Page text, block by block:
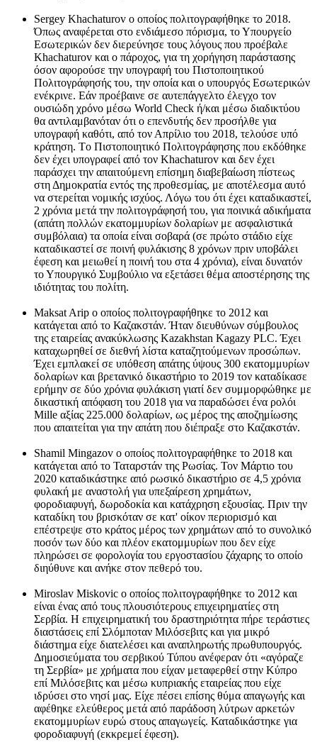
Sergey Khachaturov ο οποίος πολιτογραφήθηκε το 2018.
Όπως αναφέρεται στο ενδιάμεσο πόρισμα, το Υπουργείο
Εσωτερικών δεν διερεύνησε τους λόγους που προέβαλε
Khachaturov και ο πάροχος, για τη χορήγηση παράστασης
όσον αφορούσε την υπογραφή του Πιστοποιητικού
Πολιτογράφησής του, την οποία και ο υπουργός Εσωτερικών
ενέκρινε. Εάν προέβαινε σε αυτεπάγγελτο έλεγχο τον
ουσιώδη χρόνο μέσω World Check ή/και μέσω διαδικτύου
θα αντιλαμβανόταν ότι ο επενδυτής δεν προσήλθε για
υπογραφή καθότι, από τον Απρίλιο του 2018, τελούσε υπό
κράτηση. Tο Πιστοποιητικό Πολιτογράφησης που εκδόθηκε
δεν έχει υπογραφεί από τον Khachaturov και δεν έχει
παράσχει την απαιτούμενη επίσημη διαβεβαίωση πίστεως
στη Δημοκρατία εντός της προθεσμίας, με αποτέλεσμα αυτό
να στερείται νομικής ισχύος. Λόγω του ότι έχει καταδικαστεί,
2 χρόνια μετά την πολιτογράφησή του, για ποινικά αδικήματα
(απάτη πολλών εκατομμυρίων δολαρίων με ασφαλιστικά
συμβόλαια) τα οποία είναι σοβαρά (σε πρώτο στάδιο είχε
καταδικαστεί σε ποινή φυλάκισης 8 χρόνων πριν υποβάλει
έφεση και μειωθεί η ποινή του στα 4 χρόνια), είναι δυνατόν
το Υπουργικό Συμβούλιο να εξετάσει θέμα αποστέρησης της
ιδιότητας του πολίτη.
Maksat Arip ο οποίος πολιτογραφήθηκε το 2012 και
κατάγεται από το Καζακστάν. Ήταν διευθύνων σύμβουλος
της εταιρείας ανακύκλωσης Kazakhstan Kagazy PLC. Έχει
καταχωρηθεί σε διεθνή λίστα καταζητούμενων προσώπων.
Έχει εμπλακεί σε υπόθεση απάτης ύψους 300 εκατομμυρίων
δολαρίων και βρετανικό δικαστήριο το 2019 τον καταδίκασε
ερήμην σε δύο χρόνια φυλάκιση γιατί δεν συμμορφώθηκε με
δικαστική απόφαση του 2018 για να παραδώσει ένα ρολόι
Mille αξίας 225.000 δολαρίων, ως μέρος της αποζημίωσης
που απαιτείται για την απάτη που διέπραξε στο Καζακστάν.
Shamil Mingazov o οποίος πολιτογραφήθηκε το 2018 και
κατάγεται από το Ταταρστάν της Ρωσίας. Τον Μάρτιο του
2020 καταδικάστηκε από ρωσικό δικαστήριο σε 4,5 χρόνια
φυλακή με αναστολή για υπεξαίρεση χρημάτων,
φοροδιαφυγή, δωροδοκία και κατάχρηση εξουσίας. Πριν την
καταδίκη του βρισκόταν σε κατ' οίκον περιορισμό και
επέστρεψε στο κράτος μέρος των χρημάτων από το συνολικό
ποσόν των δύο και πλέον εκατομμυρίων που δεν είχε
πληρώσει σε φορολογία του εργοστασίου ζάχαρης το οποίο
διηύθυνε και ανήκε στον πεθερό του.
Miroslav Miskovic ο οποίος πολιτογραφήθηκε το 2012 και
είναι ένας από τους πλουσιότερους επιχειρηματίες στη
Σερβία. Η επιχειρηματική του δραστηριότητα πήρε τεράστιες
διαστάσεις επί Σλόμποταν Μιλόσεβιτς και για μικρό
διάστημα είχε διατελέσει και αναπληρωτής πρωθυπουργός.
Δημοσιεύματα του σερβικού Τύπου ανέφεραν ότι «αγόραζε
τη Σερβία» με χρήματα που είχαν μεταφερθεί στην Κύπρο
επί Μιλόσεβιτς και μέσω κυπριακής εταιρείας που είχε
ιδρύσει στο νησί μας. Είχε πέσει επίσης θύμα απαγωγής και
αφέθηκε ελεύθερος μετά από παράδοση λύτρων αρκετών
εκατομμυρίων ευρώ στους απαγωγείς. Καταδικάστηκε για
φοροδιαφυγή (εκκρεμεί έφεση).